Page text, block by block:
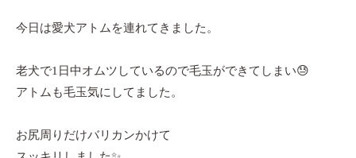
今日は愛犬アトムを連れてきました。
老犬で1日中オムツしているので毛玉ができてしまい😓
アトムも毛玉気にしてました。
お尻周りだけバリカンかけて